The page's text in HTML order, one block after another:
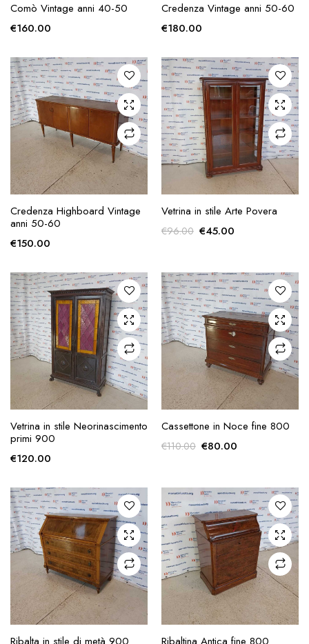
RICHIESTA
Comò Vintage anni 40-50
€160.00
RICHIESTA
Credenza Vintage anni 50-60
€180.00
RICHIESTA
Credenza Highboard Vintage
anni 50-60
€150.00
RICHIESTA
Vetrina in stile Arte Povera
€96.00 Il
era:
€96.00.
€45.00Il
è:
€45.00.
RICHIESTA
Vetrina in stile Neorinascimento
primi 900
€120.00
RICHIESTA
Cassettone in Noce fine 800
€110.00 Il
era:
€110.00.
€80.00Il
è:
€80.00.